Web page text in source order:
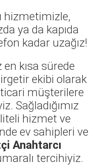
hizmetimizle,
ya da kapıda
kadar uzağız!
kısa sürede
ekibi olarak
müşterilere
Sağladığımız
hizmet ve
ev sahipleri ve
Anahtarcı
tercihiyiz.